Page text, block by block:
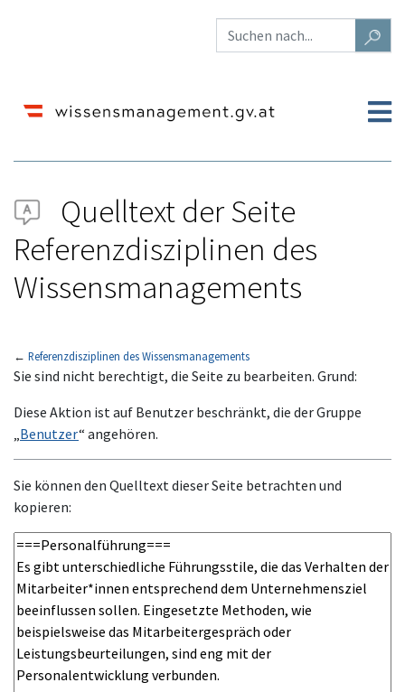
Quelltext der Seite
Referenzdisziplinen des
Wissensmanagements
← Referenzdisziplinen des Wissensmanagements
Wechseln zu:Navigation, Suche
Sie sind nicht berechtigt, die Seite zu bearbeiten. Grund:
Diese Aktion ist auf Benutzer beschränkt, die der Gruppe
Benutzer“ angehören.
Sie können den Quelltext dieser Seite betrachten und
kopieren: